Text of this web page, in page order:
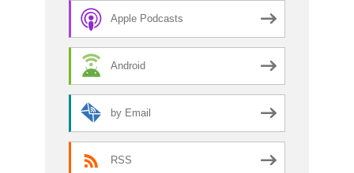
Apple Podcasts
Android
by Email
RSS